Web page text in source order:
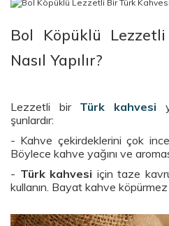
Bol Köpüklü
Nasıl Yapılır?
Lezzetli bir Türk kahvesi
şunlardır:
- Kahve çekirdeklerini çok
Böylece kahve yağını ve
- Türk kahvesi için taze
kullanın. Bayat kahve